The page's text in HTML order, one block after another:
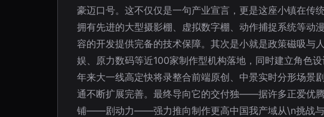
豪迈口号。这不仅仅是一句产业宣言，更是这座小镇在传
拥有先进的大型摄影棚、虚拟数字棚、动作捕捉系统等动
容的开发提供完备的技术保障。其次是小就是政策磁吸与
娱、原力数码等近100家制作型机构落地，同时建立角色
年来大一线高定快将录整合前端原创、中景实时分形场
通不断扩展完善。最终导向它的交付独——据许多正爱优
铺——剧动力——强力推向制作更高中国我产域从\n挑战与